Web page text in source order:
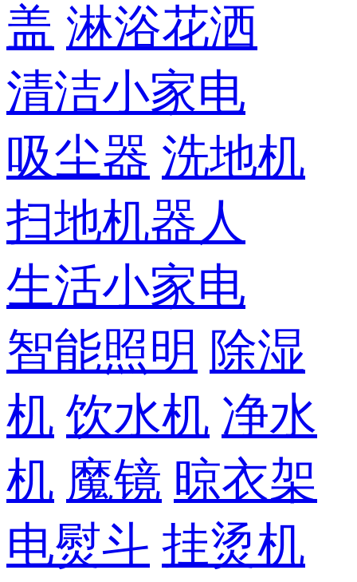
盖 淋浴花洒
清洁小家电
吸尘器 洗地机
扫地机器人
生活小家电
智能照明 除湿
机 饮水机 净水
机 魔镜 晾衣架
电熨斗 挂烫机